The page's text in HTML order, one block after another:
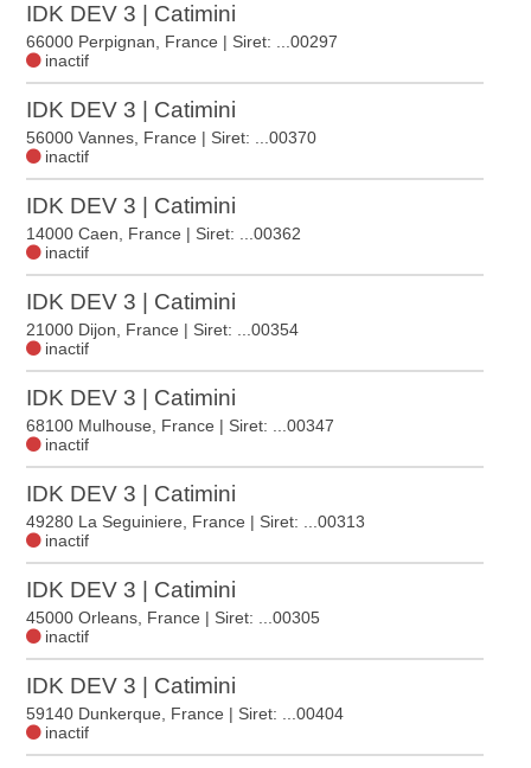
IDK DEV 3 | Catimini
66000 Perpignan, France | Siret: ...00297
inactif
IDK DEV 3 | Catimini
56000 Vannes, France | Siret: ...00370
inactif
IDK DEV 3 | Catimini
14000 Caen, France | Siret: ...00362
inactif
IDK DEV 3 | Catimini
21000 Dijon, France | Siret: ...00354
inactif
IDK DEV 3 | Catimini
68100 Mulhouse, France | Siret: ...00347
inactif
IDK DEV 3 | Catimini
49280 La Seguiniere, France | Siret: ...00313
inactif
IDK DEV 3 | Catimini
45000 Orleans, France | Siret: ...00305
inactif
IDK DEV 3 | Catimini
59140 Dunkerque, France | Siret: ...00404
inactif